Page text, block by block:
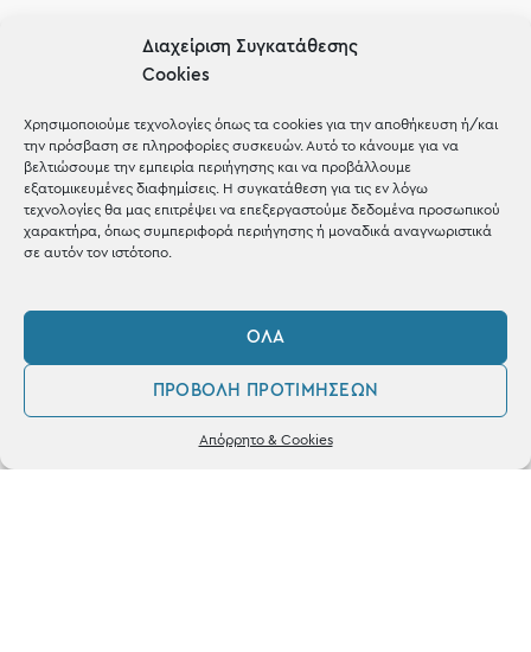
Διαχείριση Συγκατάθεσης
Cookies
Χρησιμοποιούμε τεχνολογίες όπως τα cookies για την αποθήκευση ή/και
την πρόσβαση σε πληροφορίες συσκευών. Αυτό το κάνουμε για να
βελτιώσουμε την εμπειρία περιήγησης και να προβάλλουμε
εξατομικευμένες διαφημίσεις. Η συγκατάθεση για τις εν λόγω
τεχνολογίες θα μας επιτρέψει να επεξεργαστούμε δεδομένα προσωπικού
χαρακτήρα, όπως συμπεριφορά περιήγησης ή μοναδικά αναγνωριστικά
σε αυτόν τον ιστότοπο.
ΌΛΑ
ΠΡΟΒΟΛΉ ΠΡΟΤΙΜΉΣΕΩΝ
Απόρρητο & Cookies
Gifts
Blog
Shop the look
ΚΑΤΑΣΤΗΜΑ
Σταθά 17, 38221 Βόλος
2421 217300
Δευ / Τετ / Σαβ: 09:00 - 15:00
0